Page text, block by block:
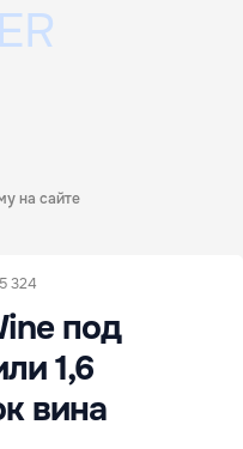
на сайте
5 324
под
1,6
вина